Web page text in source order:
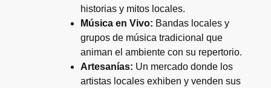
historias y mitos locales.
Música en Vivo: Bandas locales y
grupos de música tradicional que
animan el ambiente con su repertorio.
Artesanías: Un mercado donde los
artistas locales exhiben y venden sus